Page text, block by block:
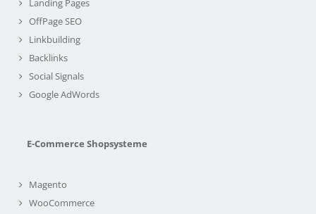
Landing Pages
OffPage SEO
Linkbuilding
Backlinks
Social Signals
Google AdWords
E-Commerce Shopsysteme
Magento
WooCommerce